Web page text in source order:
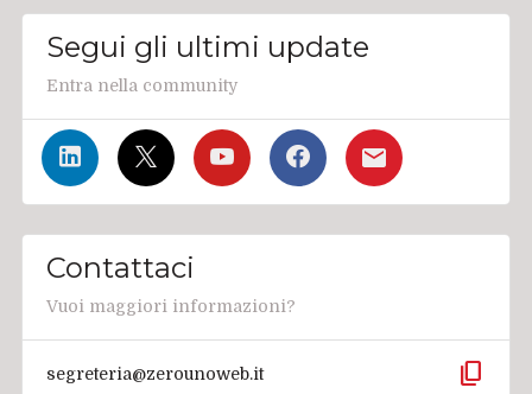
Segui gli ultimi update
Entra nella community
Contattaci
Vuoi maggiori informazioni?
segreteria@zerounoweb.it content_copy